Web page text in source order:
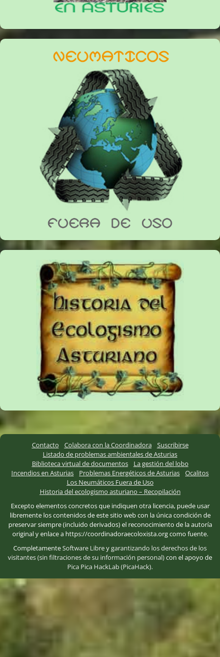
Contacto Colabora con la Coordinadora
Suscribirse
Listado de problemas ambientales de Asturias
Biblioteca virtual de documentos
La gestión del lobo
Incendios en Asturias
Problemas Energéticos de Asturias
Ocalitos
Los Neumáticos Fuera de Uso
Historia del ecologismo asturiano – Recopilación
Excepto elementos concretos que indiquen otra licencia, puede usar
libremente los contenidos de este sitio web con la única condición de
preservar siempre (incluido derivados) el reconocimiento de la autoría
original y enlace a https://coordinadoraecoloxista.org como fuente.
CompletamenteSoftware Libreygarantizando los derechos de los
visitantes (sin filtraciones de su información personal)con el apoyo de
Pica Pica HackLab (PicaHack).